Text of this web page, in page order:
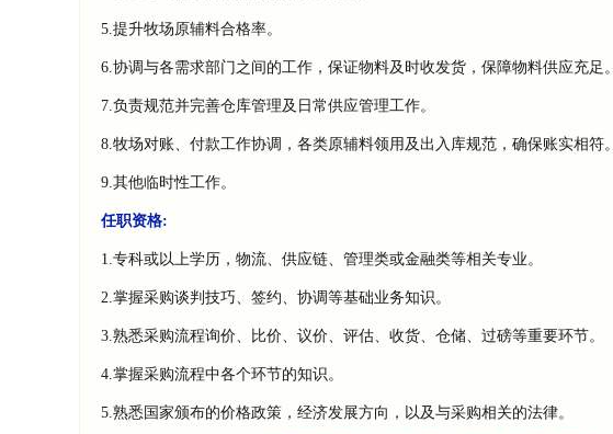
5.提升牧场原辅料合格率。
6.协调与各需求部门之间的工作，保证物料及时收发货，保障物料供应充足。
7.负责规范并完善仓库管理及日常供应管理工作。
8.牧场对账、付款工作协调，各类原辅料领用及出入库规范，确保账实相符。
9.其他临时性工作。
任职资格:
1.专科或以上学历，物流、供应链、管理类或金融类等相关专业。
2.掌握采购谈判技巧、签约、协调等基础业务知识。
3.熟悉采购流程询价、比价、议价、评估、收货、仓储、过磅等重要环节。
4.掌握采购流程中各个环节的知识。
5.熟悉国家颁布的价格政策，经济发展方向，以及与采购相关的法律。